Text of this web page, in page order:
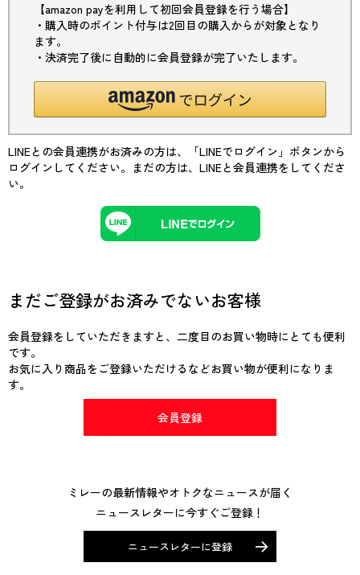
【amazon payを利用して初回会員登録を行う場合】
・購入時のポイント付与は2回目の購入からが対象となり
ます。
・決済完了後に自動的に会員登録が完了いたします。
LINEとの会員連携がお済みの方は、「LINEでログイン」ボタンから
ログインしてください。まだの方は、 LINEと会員連携をしてくださ
い。
まだご登録がお済みでないお客様
会員登録をしていただきますと、二度目のお買い物時にとても便利
です。
お気に入り商品をご登録いただけるなどお買い物が便利になりま
す。
会員登録
ミレーの最新情報やオトクなニュースが届く
ニュースレターに今すぐご登録！
ニュースレターに登録